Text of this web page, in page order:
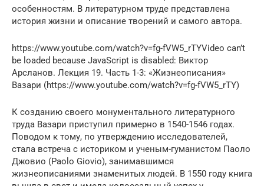
особенностям. В литературном труде представлена
история жизни и описание творений и самого автора.
https://www.youtube.com/watch?v=fg-fVW5_rTYVideo can’t
be loaded because JavaScript is disabled: Виктор
Арсланов. Лекция 19. Часть 1-3: «Жизнеописания»
Вазари (https://www.youtube.com/watch?v=fg-fVW5_rTY)
К созданию своего монументального литературного
труда Вазари приступил примерно в 1540-1546 годах.
Поводом к тому, по утверждению исследователей,
стала встреча с историком и ученым-гуманистом Паоло
Джовио (Paolo Giovio), занимавшимся
жизнеописаниями знаменитых людей. В 1550 году книга